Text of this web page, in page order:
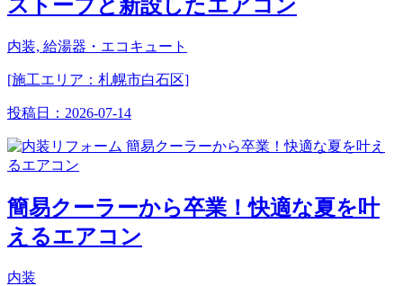
ストーブと新設したエアコン
内装, 給湯器・エコキュート
[施工エリア：札幌市白石区]
投稿日： 2026-07-14
簡易クーラーから卒業！快適な夏を叶
えるエアコン
内装